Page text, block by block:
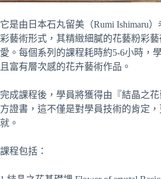
它是由日本石丸留美（Rumi Ishimaru
彩藝術形式，其精緻細膩的花藝粉彩
愛。每個系列的課程耗時約5-6小時，
且富有層次感的花卉藝術作品。
完成課程後，學員將獲得由『結晶之
方證書，這不僅是對學員技術的肯定
就。
課程包括：